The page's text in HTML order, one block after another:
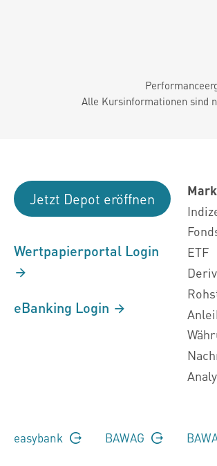
Alle Kursinformationen sind
Jetzt Depot eröffnen
Wertpapierportal Login
eBanking Login
ETF
easybank BAWAG